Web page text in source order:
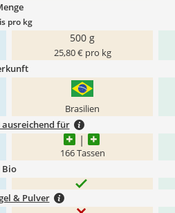
pro kg
500 g
25,80 € pro kg
Brasilien
für
166 Tassen
Bio
& Pulver